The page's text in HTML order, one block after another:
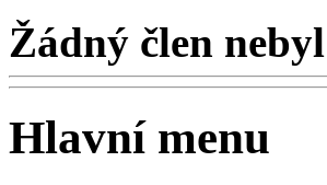
Žádný člen
Hlavní menu